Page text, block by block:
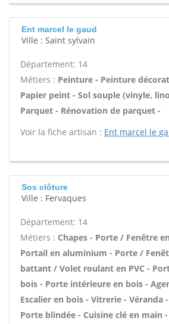
Ent marcel le gaud
Ville : Saint sylvain
Département: 14
Métiers : Peinture - Peinture
Papier peint - Sol souple (vinyle,
Parquet - Rénovation de parquet -
Voir la fiche artisan : Ent marcel le
Sos clôture
Ville : Fervaques
Département: 14
Métiers : Chapes - Porte / Fenêtre
Portail en aluminium - Porte /
battant / Volet roulant en PVC -
bois - Porte intérieure en bois -
Escalier en bois - Vitrerie - Véranda
Porte blindée - Cuisine clé en main